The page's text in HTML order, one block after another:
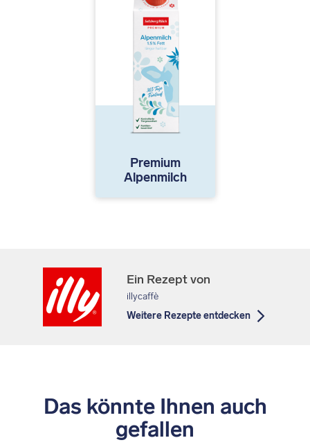
Premium
Alpenmilch
Ein Rezept von
illycaffè
Weitere Rezepte entdecken
Das könnte Ihnen auch
gefallen